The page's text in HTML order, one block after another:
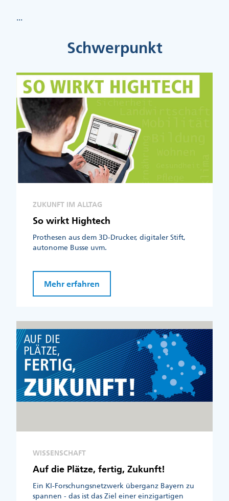
...
Schwerpunkt
ZUKUNFT IM ALLTAG
So wirkt Hightech
Prothesen aus dem 3D-Drucker, digitaler Stift,
autonome Busse uvm.
Mehr erfahren
WISSENSCHAFT
Auf die Plätze, fertig, Zukunft!
Ein KI-Forschungsnetzwerk überganz Bayern zu
spannen - das ist das Ziel einer einzigartigen